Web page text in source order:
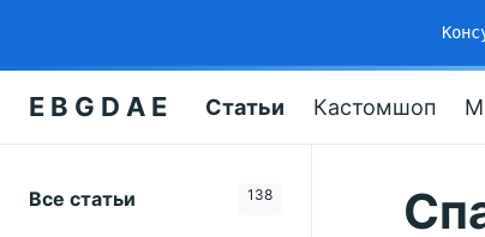
E B G D A E Статьи Кастомшоп
Все статьи 138